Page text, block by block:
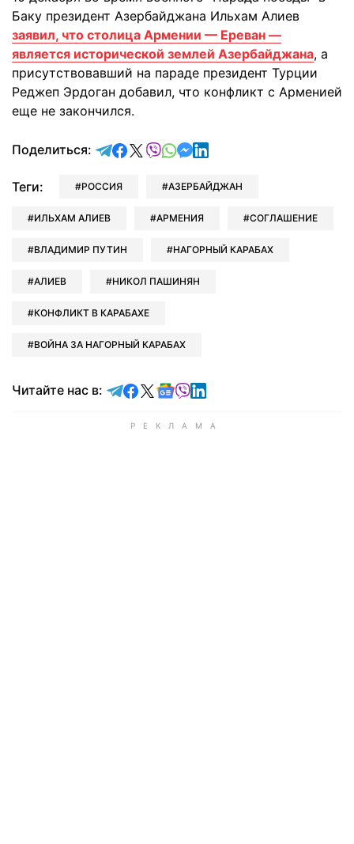
Баку президент Азербайджана Ильхам Алиев
заявил, что столица Армении — Ереван —
является исторической землей Азербайджана, а
присутствовавший на параде президент Турции
Реджеп Эрдоган добавил, что конфликт с Арменией
еще не закончился.
Поделиться: отправить в Telegram
поделиться в Facebook
поделиться в X
отправить в Viber
отправить в Whatsapp
отправить в Messenger
отправить в LinkedIn
Теги: РОССИЯ АЗЕРБАЙДЖАН
ИЛЬХАМ АЛИЕВ АРМЕНИЯ СОГЛАШЕНИЕ
ВЛАДИМИР ПУТИН НАГОРНЫЙ КАРАБАХ
АЛИЕВ НИКОЛ ПАШИНЯН
КОНФЛИКТ В КАРАБАХЕ
ВОЙНА ЗА НАГОРНЫЙ КАРАБАХ
Читайте нас в: Читайте в Telegram
Читайте в Facebook
Читайте в X
Читайте в Google news
Читайте в Viber
Читайте в LinkedIn